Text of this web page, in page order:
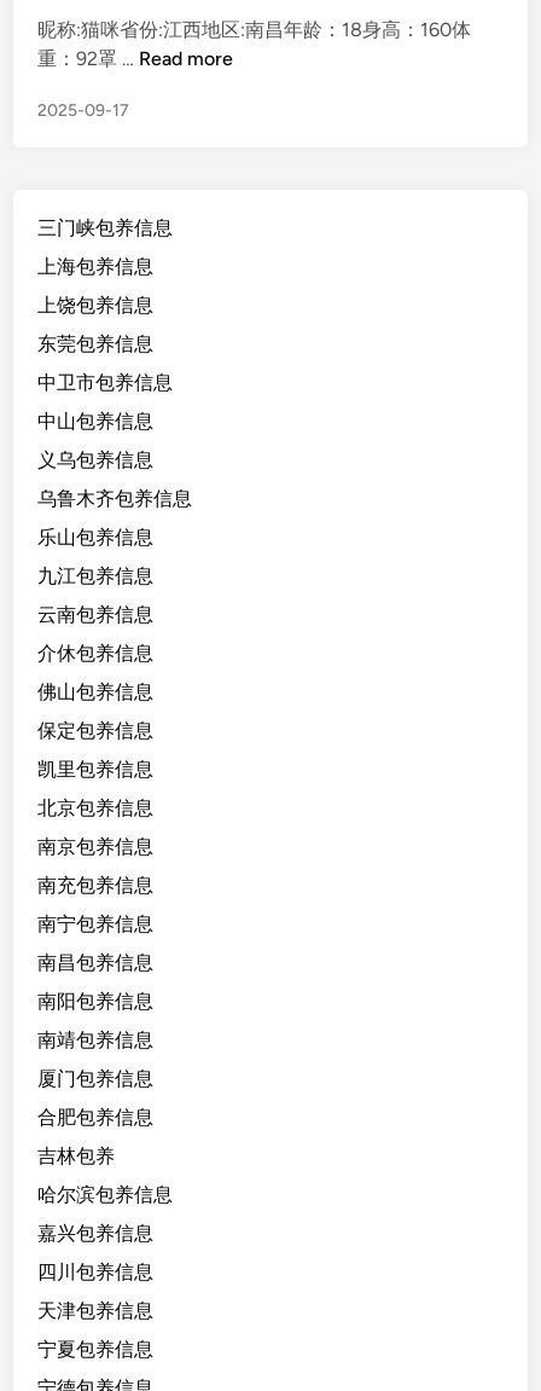
i
n
昵称:猫咪省份:江西地区:南昌年龄：18身高：160体
重：92罩 … 江
1
8
1
6
0
9
2
/
，
学
生
一
线
天
🔥
好
配
度
高
Read more
2025-09-17
三门峡包养信息
上海包养信息
上饶包养信息
东莞包养信息
中卫市包养信息
中山包养信息
义乌包养信息
乌鲁木齐包养信息
乐山包养信息
九江包养信息
云南包养信息
介休包养信息
佛山包养信息
保定包养信息
凯里包养信息
北京包养信息
南京包养信息
南充包养信息
南宁包养信息
南昌包养信息
南阳包养信息
南靖包养信息
厦门包养信息
合肥包养信息
吉林包养
哈尔滨包养信息
嘉兴包养信息
四川包养信息
天津包养信息
宁夏包养信息